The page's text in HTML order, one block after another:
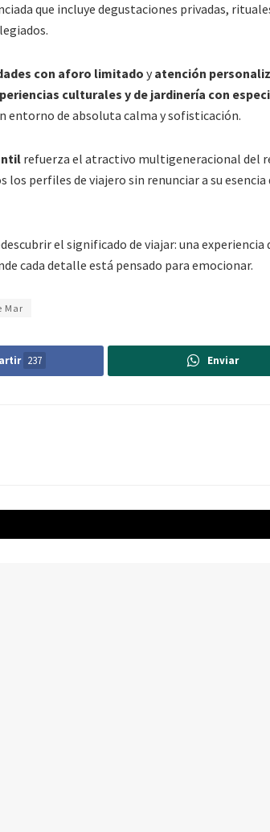
que incluye degustaciones privadas,
con aforo limitado y atención
culturales y de jardinería con
entorno de absoluta calma y sofisticación.
refuerza el atractivo multigeneracional del
perfiles de viajero sin renunciar a su esencia
el significado de viajar: una experiencia
cada detalle está pensado para emocionar.
Mar
237 Enviar